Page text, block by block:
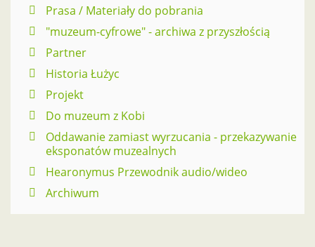
Prasa / Materiały do pobrania
"muzeum-cyfrowe" - archiwa z przyszłością
Partner
Historia Łużyc
Projekt
Do muzeum z Kobi
Oddawanie zamiast wyrzucania - przekazywanie
eksponatów muzealnych
Hearonymus Przewodnik audio/wideo
Archiwum